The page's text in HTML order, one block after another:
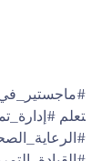
تعلم